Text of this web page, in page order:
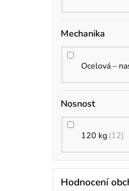
Mechanika
Ocelová –
Nosnost
120 kg 12
Hodnocení